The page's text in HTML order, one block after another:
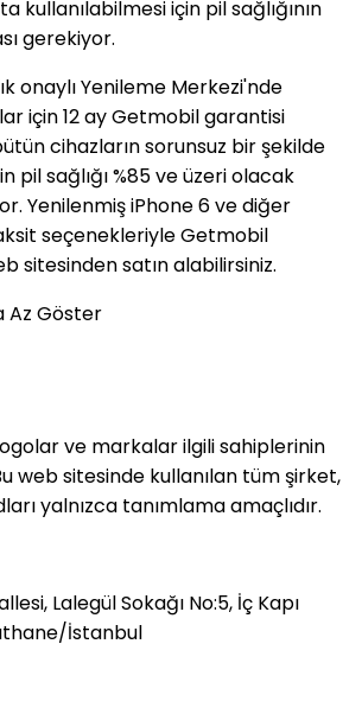
kullanılabilmesi için pil sağlığının
gerekiyor.
onaylı Yenileme Merkezi'nde
için 12 ay Getmobil garantisi
cihazların sorunsuz bir şekilde
pil sağlığı %85 ve üzeri olacak
Yenilenmiş iPhone 6 ve diğer
seçenekleriyle Getmobil
sitesinden satın alabilirsiniz.
Az Göster
ve markalar ilgili sahiplerinin
web sitesinde kullanılan tüm şirket,
yalnızca tanımlama amaçlıdır.
Lalegül Sokağı No:5, İç Kapı
İstanbul